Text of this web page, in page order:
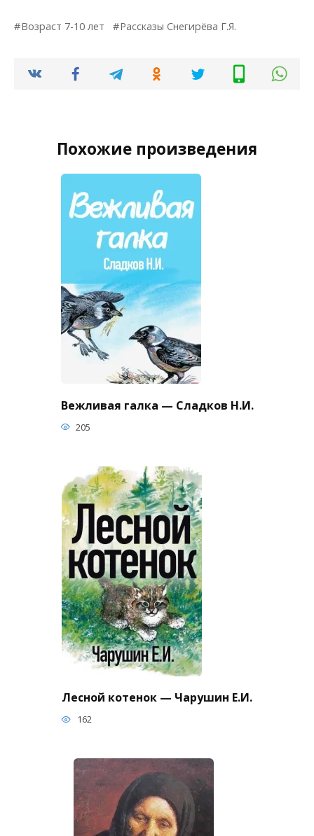
Возраст 7-10 лет Рассказы Снегирёва Г.Я.
Похожие произведения
Вежливая галка — Сладков Н.И.
205
Лесной котенок — Чарушин Е.И.
162